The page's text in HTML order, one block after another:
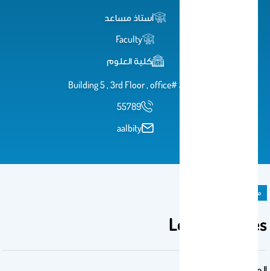
أستاذ مساعد
Faculty
كلية العلوم
Building 5 , 3rd Floor , office# 284
55789
aalbity
ملحق المادة الدراسية
Lecture Notes
المقرر الدراسي